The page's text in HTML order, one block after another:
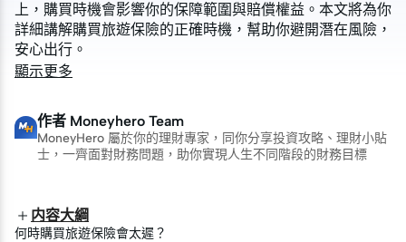
上，購買時機會影響你的保障範圍與賠償權益。本文將為你
詳細講解購買旅遊保險的正確時機，幫助你避開潛在風險，
安心出行。
上，購買時機會影響你的保障範圍與賠償權益。本文將為你
詳細講解購買旅遊保險的正確時機，幫助你避開潛在風險，
安心出行。
顯示更多
作者 Moneyhero Team
MoneyHero 屬於你的理財專家，同你分享投資攻略、理財小貼
士，一齊面對財務問題，助你實現人生不同階段的財務目標
内容大綱
何時購買旅遊保險會太遲？